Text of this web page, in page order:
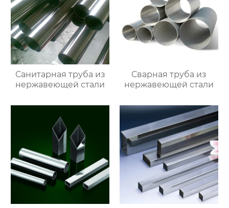
Санитарная труба из
нержавеющей стали
Сварная труба из
нержавеющей стали